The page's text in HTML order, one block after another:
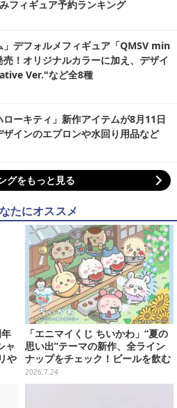
フィギュア予約ランキング
」デフォルメフィギュア「QMSV min
！オリジナルカラーに加え、デザイ
Ver."など全8種
ローキティ」新作アイテムが8月11日
インのエプロンや水回り用品など
グをもっと見る
たにオススメ
ャ
や
2
「エニマイくじ ちいかわ」“夏の
思い出”テーマの新作、全ライン
ナップをチェック！ビールを飲む
「くりまんじゅう」ぬいぐるみな
ど
2026.7.24